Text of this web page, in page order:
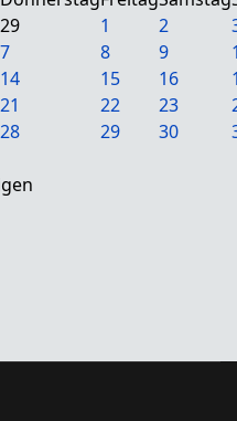
29 1 2
7 8 9
14 15 16
21 22 23
28 29 30